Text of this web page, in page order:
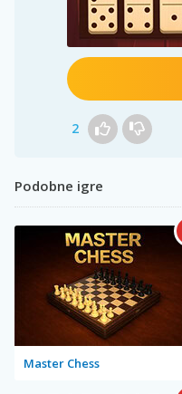
2
Podobne igre
Master Chess